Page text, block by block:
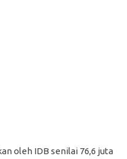
oleh IDB senilai 76,6 juta